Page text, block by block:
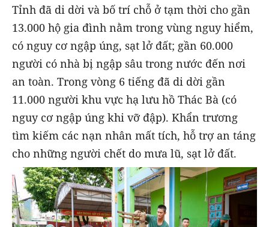
Tỉnh đã di dời và bố trí chỗ ở tạm thời cho gần
13.000 hộ gia đình nằm trong vùng nguy hiểm,
có nguy cơ ngập úng, sạt lở đất; gần 60.000
người có nhà bị ngập sâu trong nước đến nơi
an toàn. Trong vòng 6 tiếng đã di dời gần
11.000 người khu vực hạ lưu hồ Thác Bà (có
nguy cơ ngập úng khi vỡ đập). Khẩn trương
tìm kiếm các nạn nhân mất tích, hỗ trợ an táng
cho những người chết do mưa lũ, sạt lở đất.